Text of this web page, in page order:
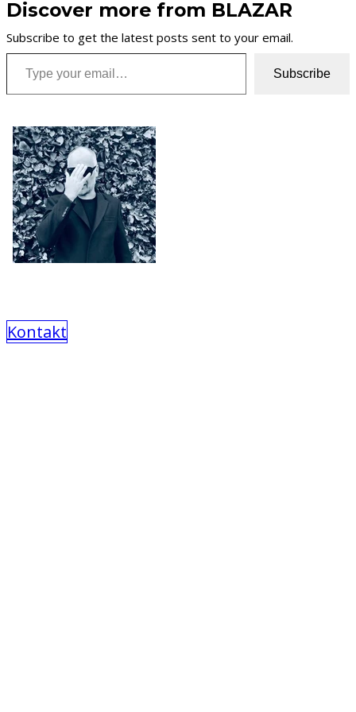
Discover more from BLAZAR
Subscribe to get the latest posts sent to your email.
Type your email…
Subscribe
Kontakt